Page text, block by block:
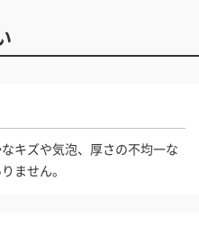
キズや気泡、厚さの不均一な
ません。